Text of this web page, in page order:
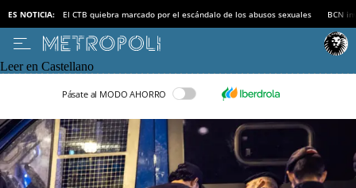
ES NOTICIA: El CTB quiebra marcado por el escándalo de los abusos sexuales BCN
Leer en Castellano
Pásate al MODO AHORRO